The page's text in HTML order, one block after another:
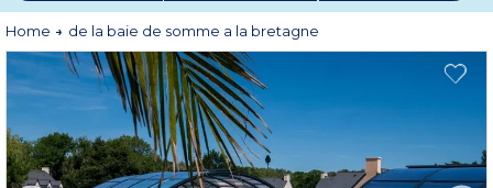
zeehonden van de Somme-baai, slenter door de steegjes van Concarneau of
ontdek de uitlijningen van Carnac. De ideale keuze voor een exotisch verblijf.
Home de la baie de somme a la bretagne